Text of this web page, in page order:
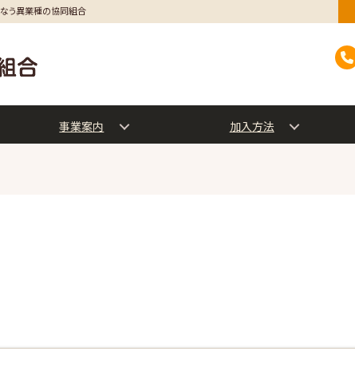
う異業種の協同組合
事業案内 加入方法